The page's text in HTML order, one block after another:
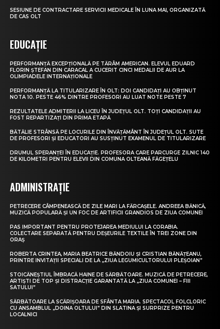
SESIUNE DE CONTRACTARE SERVICII MEDICALE ÎN LUNA MAI, ORGANIZATĂ
DE CAS OLT
EDUCAȚIE
PERFORMANȚĂ EXCEPȚIONALĂ PE TĂRÂM AMERICAN. ELEVUL EDUARD
FLORIN ȘTEFAN DIN CARACAL A CUCERIT CINCI MEDALII DE AUR LA
OLIMPIADELE INTERNAȚIONALE
PERFORMANȚĂ LA TITULARIZARE ÎN OLT: DOI CANDIDAȚI AU OBȚINUT
NOTA 10. PESTE 46% DINTRE PROFESORI AU LUAT NOTE PESTE 7
REZULTATELE ADMITERII LA LICEU ÎN JUDEȚUL OLT. TOȚI CANDIDAȚII AU
FOST REPARTIZAȚI DIN PRIMA ETAPĂ
BĂTĂLIE STRÂNSĂ PE LOCURILE DIN ÎNVĂȚĂMÂNT ÎN JUDEȚUL OLT. SUTE
DE PROFESORI ȘI EDUCATORI AU SUSȚINUT EXAMENUL DE TITULARIZARE
DRUMUL SPERANȚEI ÎN EDUCAȚIE. PROFESORA CARE PARCURGE ZILNIC 140
DE KILOMETRI PENTRU ELEVII DIN COMUNA OLTEANĂ FĂGEȚELU
ADMINISTRAȚIE
PETRECERE CÂMPENEASCĂ DE ZILE MARI LA FĂRCAȘELE. ANDREEA BĂNICĂ,
MUZICĂ POPULARĂ ȘI UN FOC DE ARTIFICII GRANDIOS DE ZIUA COMUNEI
PAS IMPORTANT PENTRU PROTEJAREA MEDIULUI LA CORABIA.
COLECTARE SEPARATĂ PENTRU DEȘEURILE TEXTILE ÎN TREI ZONE DIN
ORAȘ
ROBERTA CRINTEA, MARIA BEATRICE BĂNDOIU ȘI CRISTIAN BĂNĂȚEANU,
PRINTRE INVITAȚII SPECIALI DE LA „ZIUA LEGUMICULTORULUI PLEȘOIAN”
STOICĂNEȘTIUL ÎMBRACĂ HAINE DE SĂRBĂTOARE. MUZICĂ DE PETRECERE,
ARTIȘTI DE TOP ȘI DISTRACȚIE GARANTATĂ LA „ZIUA COMUNEI – FIII
SATULUI”
SĂRBĂTOARE LA SCĂRIȘOARA DE SFÂNTA MARIA. SPECTACOL FOLCLORIC
CU ANSAMBLUL „DOINA OLTULUI” DIN SLATINA ȘI SURPRIZE PENTRU
LOCALNICI